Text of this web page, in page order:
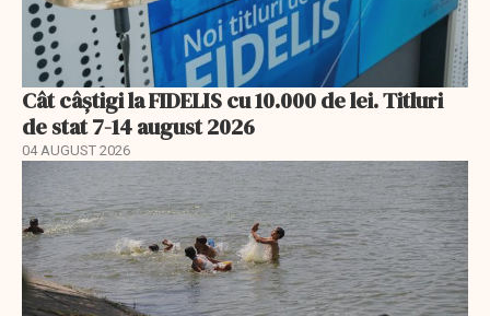
Cât câștigi la FIDELIS cu 10.000 de lei. Titluri
de stat 7-14 august 2026
04 AUGUST 2026